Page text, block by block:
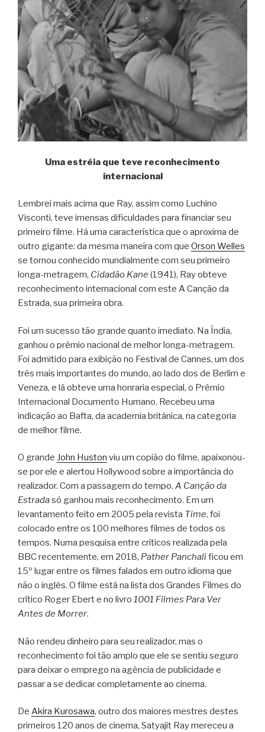
Uma estréia que teve reconhecimento
internacional
Lembrei mais acima que Ray, assim como Luchino
Visconti, teve imensas dificuldades para financiar seu
primeiro filme. Há uma característica que o aproxima de
outro gigante: da mesma maneira com que Orson Welles
se tornou conhecido mundialmente com seu primeiro
longa-metragem, Cidadão Kane (1941), Ray obteve
reconhecimento internacional com este A Canção da
Estrada, sua primeira obra.
Foi um sucesso tão grande quanto imediato. Na Índia,
ganhou o prêmio nacional de melhor longa-metragem.
Foi admitido para exibição no Festival de Cannes, um dos
três mais importantes do mundo, ao lado dos de Berlim e
Veneza, e lá obteve uma honraria especial, o Prêmio
Internacional Documento Humano. Recebeu uma
indicação ao Bafta, da academia britânica, na categoria
de melhor filme.
O grande John Huston viu um copião do filme, apaixonou-
se por ele e alertou Hollywood sobre a importância do
realizador. Com a passagem do tempo, A Canção da
Estradasó ganhou mais reconhecimento. Em um
levantamento feito em 2005 pela revista Time, foi
colocado entre os 100 melhores filmes de todos os
tempos. Numa pesquisa entre críticos realizada pela
BBC recentemente, em 2018, Pather Panchalificou em
15º lugar entre os filmes falados em outro idioma que
não o inglês. O filme está na lista dos Grandes Filmes do
crítico Roger Ebert e no livro 1001 Filmes Para Ver
Antes de Morrer.
Não rendeu dinheiro para seu realizador, mas o
reconhecimento foi tão amplo que ele se sentiu seguro
para deixar o emprego na agência de publicidade e
passar a se dedicar completamente ao cinema.
De Akira Kurosawa, outro dos maiores mestres destes
primeiros 120 anos de cinema, Satyajit Ray mereceu a